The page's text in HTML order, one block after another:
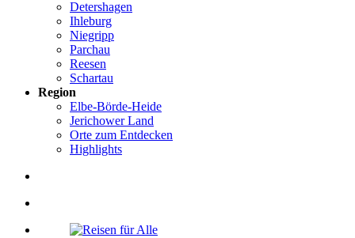
Detershagen
Ihleburg
Niegripp
Parchau
Reesen
Schartau
Region
Elbe-Börde-Heide
Jerichower Land
Orte zum Entdecken
Highlights